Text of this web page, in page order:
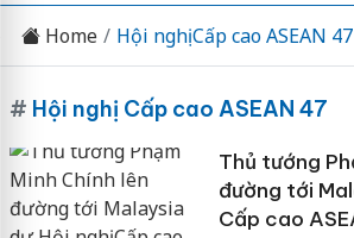
Home Hội nghị Cấp cao ASEAN 47
# Hội nghị Cấp cao ASEAN 47
Thủ tướng
đường tới
Cấp cao